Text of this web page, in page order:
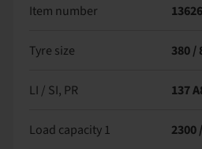
Item number
Tyre size 380 /
LI / SI, PR 137
Load capacity 1 2300